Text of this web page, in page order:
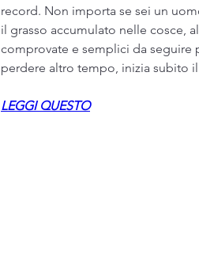
record. Non importa se sei un
il grasso accumulato nelle cosce,
comprovate e semplici da
perdere altro tempo, inizia subito
LEGGI QUESTO